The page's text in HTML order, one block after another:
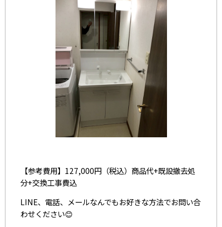
【参考費用】127,000円（税込）商品代+既設撤去処
分+交換工事費込
LINE、電話、メールなんでもお好きな方法でお問い合
わせください😊